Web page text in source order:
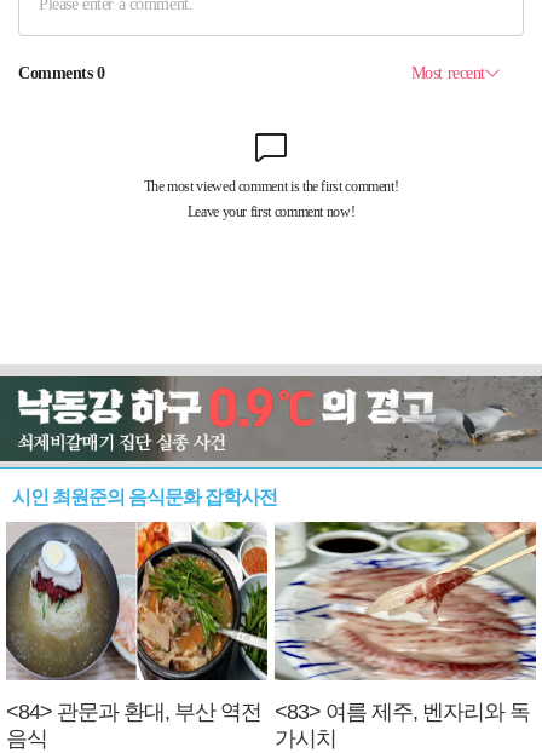
시인 최원준의 음식문화 잡학사전
<84> 관문과 환대, 부산 역전
음식
<83> 여름 제주, 벤자리와 독
가시치